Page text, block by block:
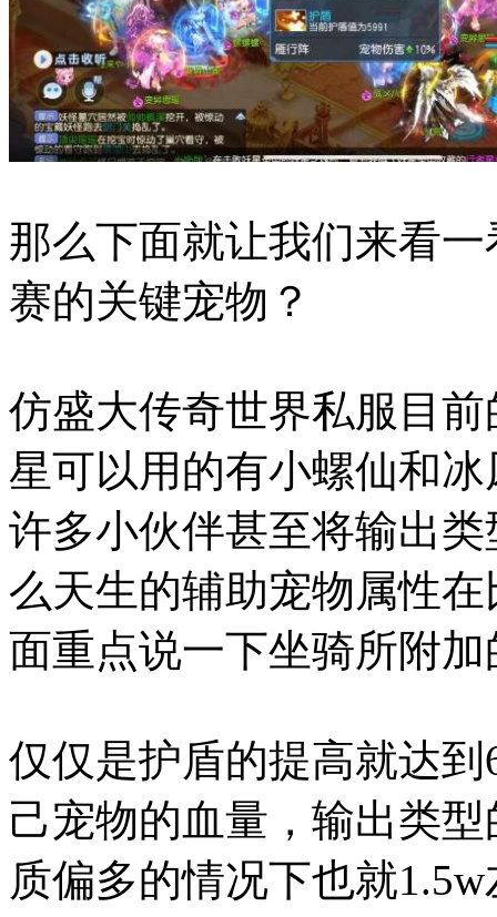
那么下面就让我们来看
赛的关键宠物？
仿盛大传奇世界私服目
星可以用的有小螺仙和
许多小伙伴甚至将输出
么天生的辅助宠物属性
面重点说一下坐骑所附
仅仅是护盾的提高就达
己宠物的血量，输出类
质偏多的情况下也就